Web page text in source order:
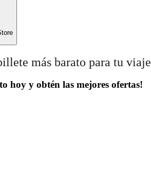
más barato para tu viaje
hoy y obtén las mejores ofertas!